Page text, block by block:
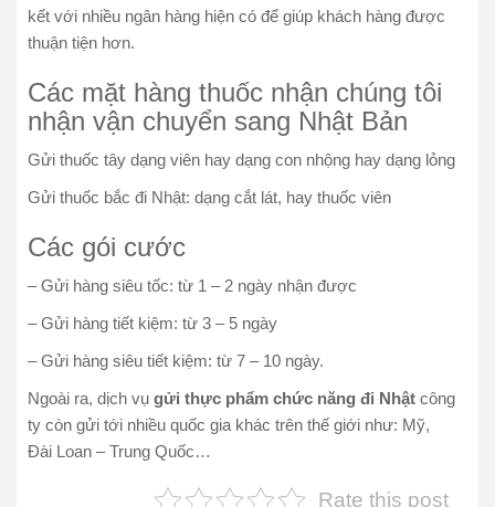
kết với nhiều ngân hàng hiện có để giúp khách hàng được
thuận tiện hơn.
Các mặt hàng thuốc nhận chúng tôi
nhận vận chuyển sang Nhật Bản
Gửi thuốc tây dạng viên hay dạng con nhộng hay dạng lỏng
Gửi thuốc bắc đi Nhật: dạng cắt lát, hay thuốc viên
Các gói cước
– Gửi hàng siêu tốc: từ 1 – 2 ngày nhận được
– Gửi hàng tiết kiệm: từ 3 – 5 ngày
– Gửi hàng siêu tiết kiệm: từ 7 – 10 ngày.
Ngoài ra, dịch vụ gửi thực phẩm chức năng đi Nhật công
ty còn gửi tới nhiều quốc gia khác trên thế giới như: Mỹ,
Đài Loan – Trung Quốc…
Rate this post